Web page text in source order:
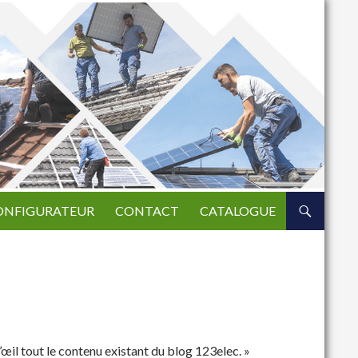
CONTACT CATALOGUE
tout le contenu existant du blog 123elec. »